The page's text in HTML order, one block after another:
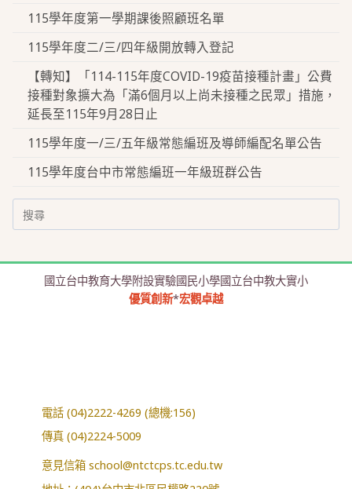
115學年度第一學期課後照顧班名單
115學年度二/三/四年級開放轉入登記
【轉知】「114-115年度COVID-19疫苗接種計畫」公費
接種對象擴大為「滿6個月以上尚未接種之民眾」措施，
延長至115年9月28日止
115學年度一/三/五年級常態編班及導師編配名單公告
115學年度台中市常態編班一年級班群公告
Search
for:
國立台中教育大學附設實驗國民小學國立台中教大實小
優質創新*宏觀卓越
電話 (04)2222-4269 (總機:156)
傳真 (04)2224-5009
意見信箱school@ntctcps.tc.edu.tw